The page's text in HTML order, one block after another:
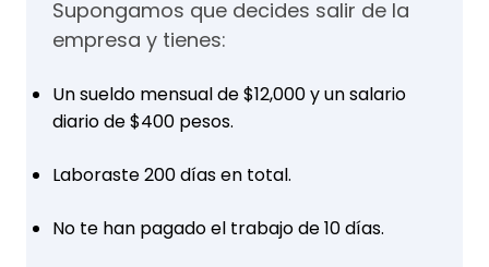
Supongamos que decides salir de la
empresa y tienes:
Un sueldo mensual de $12,000 y un salario
diario de $400 pesos.
Laboraste 200 días en total.
No te han pagado el trabajo de 10 días.